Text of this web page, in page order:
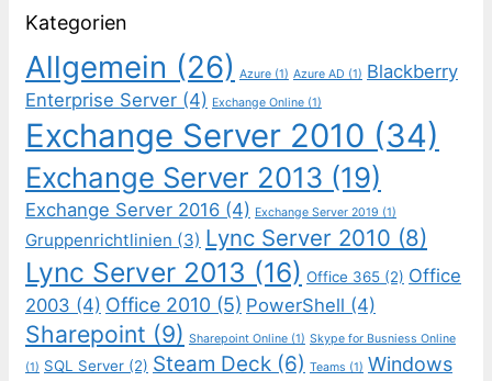
Kategorien
Allgemein (26) Azure (1) Azure AD (1) Blackberry
Enterprise Server (4) Exchange Online (1)
Exchange Server 2010 (34)
Exchange Server 2013 (19)
Exchange Server 2016 (4) Exchange Server 2019 (1)
Gruppenrichtlinien (3) Lync Server 2010 (8)
Lync Server 2013 (16) Office 365 (2) Office
2003 (4) Office 2010 (5) PowerShell (4)
Sharepoint (9) Sharepoint Online (1) Skype for Busniess Online
(1) SQL Server (2) Steam Deck (6) Teams (1) Windows